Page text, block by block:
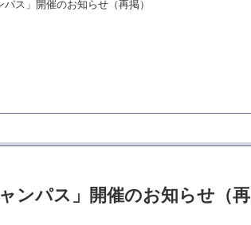
ス」開催のお知らせ（再掲）
ンパス」開催のお知らせ（再